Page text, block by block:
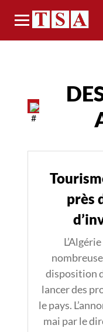
Menu
près
disposition
lancer des
le pays.
mai par le